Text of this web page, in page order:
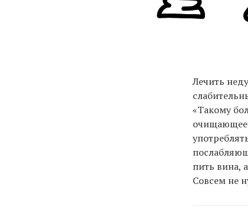
Лечить
«Такому
очищающее
пить вина,
Совсем не